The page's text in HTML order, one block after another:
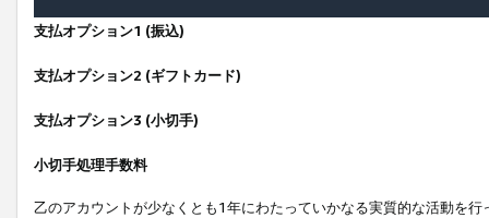
支払オプション1 (振込)
支払オプション2 (ギフトカード)
支払オプション3 (小切手)
小切手処理手数料
乙のアカウントが少なくとも1年にわたっていかなる実質的な活動を